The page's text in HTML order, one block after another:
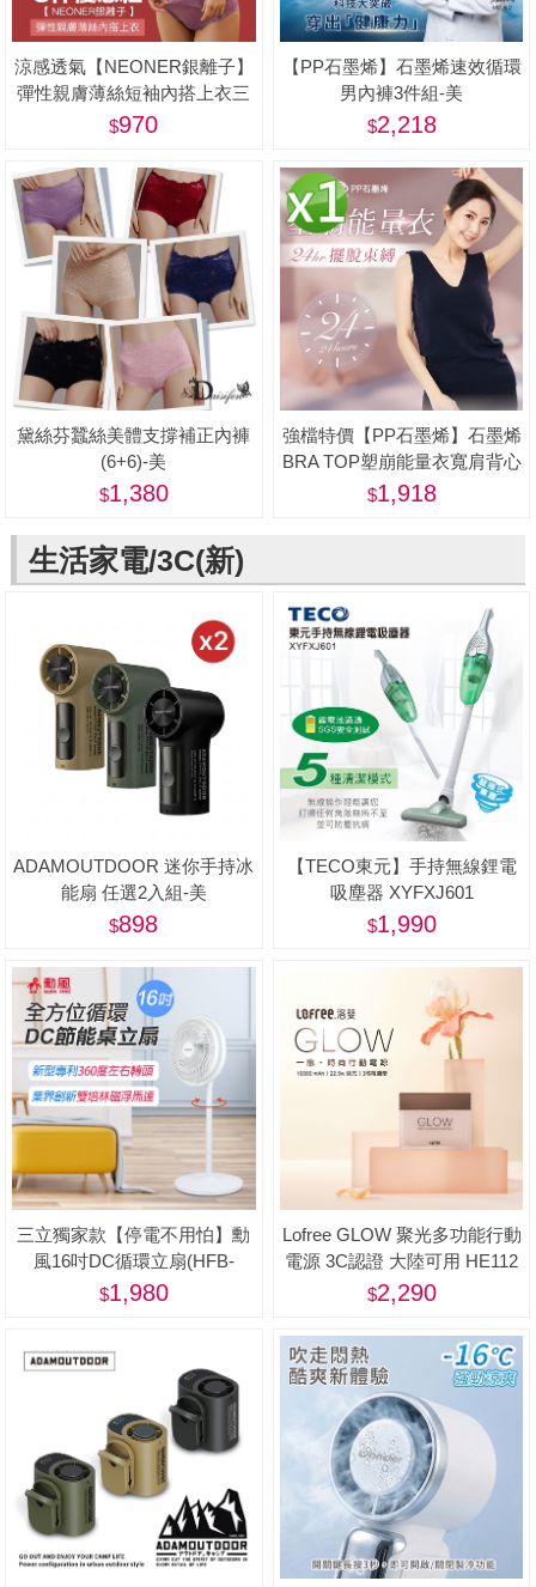
涼感透氣【NEONER銀離子】
彈性親膚薄絲短袖內搭上衣三
件特惠組-美
970
【PP石墨烯】石墨烯速效循環
男內褲3件組-美
2,218
黛絲芬蠶絲美體支撐補正內褲
(6+6)-美
1,380
強檔特價【PP石墨烯】石墨烯
BRA TOP塑崩能量衣寬肩背心
款1件-美
1,918
生活家電/3C(新)
ADAMOUTDOOR 迷你手持冰
能扇 任選2入組-美
898
【TECO東元】手持無線鋰電
吸塵器 XYFXJ601
1,990
三立獨家款【停電不用怕】勳
風16吋DC循環立扇(HFB-
S1608)
1,980
Lofree GLOW 聚光多功能行動
電源 3C認證 大陸可用 HE112
2,290